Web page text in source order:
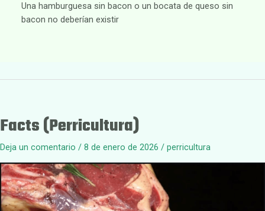
Una hamburguesa sin bacon o un bocata de queso sin
bacon no deberían existir
Facts (Perricultura)
Deja un comentario / 8 de enero de 2026 / perricultura